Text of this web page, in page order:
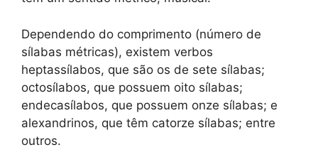
Dependendo do comprimento (número de
sílabas métricas), existem verbos
heptassílabos, que são os de sete sílabas;
octosílabos, que possuem oito sílabas;
endecasílabos, que possuem onze sílabas; e
alexandrinos, que têm catorze sílabas; entre
outros.